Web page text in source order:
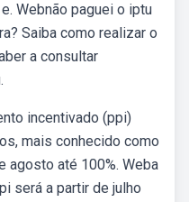
Webnão paguei o iptu
Saiba como realizar o
a consultar
incentivado (ppi)
mais conhecido como
agosto até 100%. Weba
será a partir de julho